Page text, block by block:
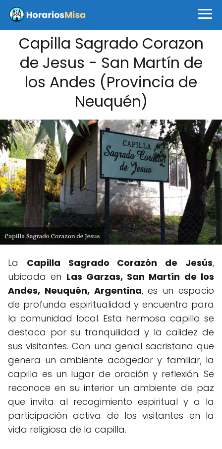
Capilla Sagrado Corazon
de Jesus - San Martín de
los Andes (Provincia de
Neuquén)
La Capilla Sagrado Corazón de Jesús,
ubicada en Las Garzas, San Martín de los
Andes, Neuquén, Argentina, es un espacio
de profunda espiritualidad y encuentro para
la comunidad local. Esta hermosa capilla se
destaca por su tranquilidad y la calidez de
sus visitantes. Con una genial sacristana que
genera un ambiente acogedor y familiar, la
capilla es un lugar de oración y reflexión. Se
reconoce en su interior un ambiente de paz
que invita al recogimiento espiritual y a la
participación activa de los visitantes en la
vida religiosa de la capilla.